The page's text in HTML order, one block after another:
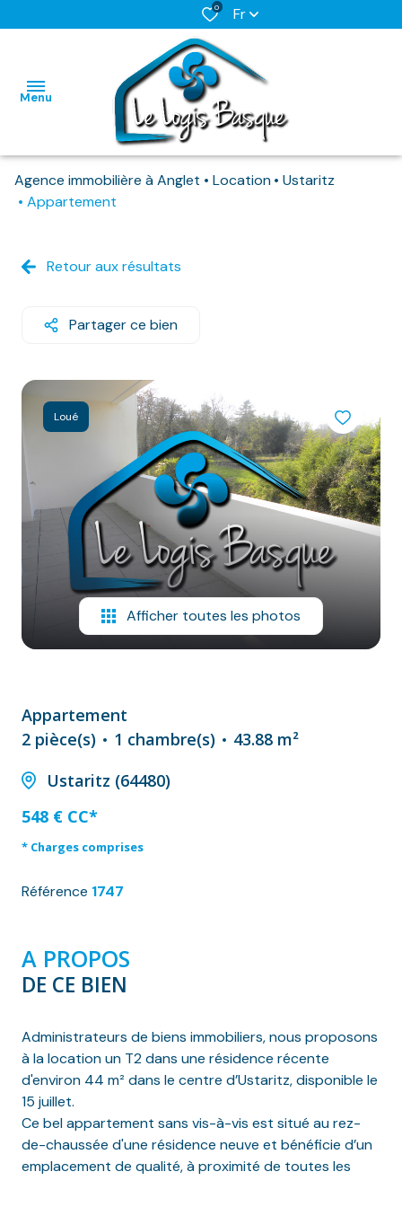
0 Fr
Menu
L'AGENCE
DISPONIBLES
PRO
BIENS
LOUES
PRO
NOS
DOSSIER DE
CANDIDATURE
NOS
PRESTATIONS
CONTACT
Agence immobilière à Anglet Location
Ustaritz
Appartement
Retour aux résultats
Partager ce bien
Loué
Afficher toutes les photos
Appartement
2 pièce(s)
1 chambre(s)
43.88 m²
Ustaritz (64480)
548 € CC*
* Charges comprises
Référence 1747
A PROPOS
DE CE BIEN
Administrateurs de biens immobiliers, nous proposons
à la location un T2 dans une résidence récente
d'environ 44 m² dans le centre d’Ustaritz, disponible le
15 juillet.
Ce bel appartement sans vis-à-vis est situé au rez-
de-chaussée d'une résidence neuve et bénéficie d’un
emplacement de qualité, à proximité de toutes les